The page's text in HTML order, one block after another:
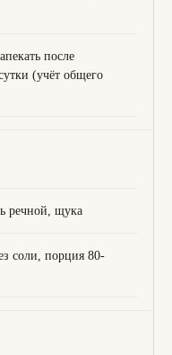
после
(учёт общего
речной, щука
соли, порция 80-